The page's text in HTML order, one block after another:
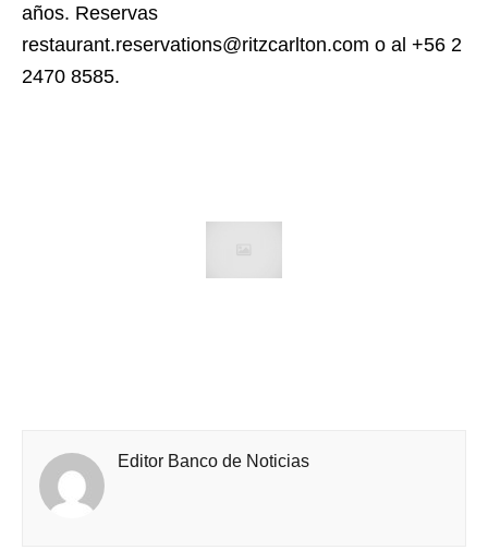
años. Reservas
restaurant.reservations@ritzcarlton.com o al +56 2
2470 8585.
Editor Banco de Noticias